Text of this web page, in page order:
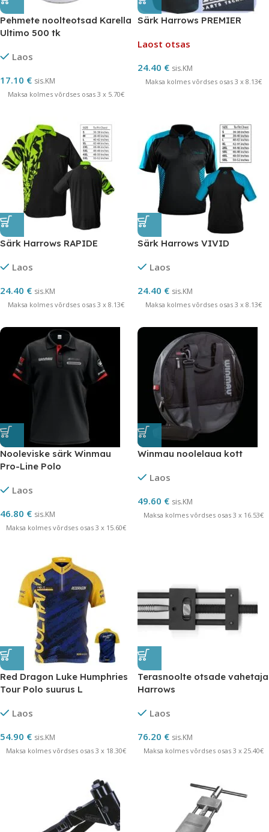
Pehmete noolteotsad Karella
Ultimo 500 tk
Laos
17.10 € sis.KM
Maksa kolmes võrdses osas 3 x 5.70€
Särk Harrows PREMIER
Laost otsas
24.40 € sis.KM
Maksa kolmes võrdses osas 3 x 8.13€
Särk Harrows RAPIDE
Laos
24.40 € sis.KM
Maksa kolmes võrdses osas 3 x 8.13€
Särk Harrows VIVID
Laos
24.40 € sis.KM
Maksa kolmes võrdses osas 3 x 8.13€
Nooleviske särk Winmau
Pro-Line Polo
Laos
46.80 € sis.KM
Maksa kolmes võrdses osas 3 x 15.60€
Winmau noolelaua kott
Laos
49.60 € sis.KM
Maksa kolmes võrdses osas 3 x 16.53€
Red Dragon Luke Humphries
Tour Polo suurus L
Laos
54.90 € sis.KM
Maksa kolmes võrdses osas 3 x 18.30€
Terasnoolte otsade vahetaja
Harrows
Laos
76.20 € sis.KM
Maksa kolmes võrdses osas 3 x 25.40€